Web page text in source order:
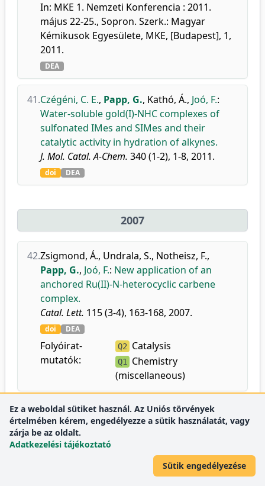
In: MKE 1. Nemzeti Konferencia : 2011.
május 22-25., Sopron. Szerk.: Magyar
Kémikusok Egyesülete, MKE, [Budapest], 1,
2011.
DEA
41.Czégéni, C. E., Papp, G., Kathó, Á., Joó, F.:
Water-soluble gold(I)-NHC complexes of
sulfonated IMes and SIMes and their
catalytic activity in hydration of alkynes.
J. Mol. Catal. A-Chem. 340 (1-2), 1-8, 2011.
doi DEA
2007
42.Zsigmond, Á., Undrala, S., Notheisz, F.,
Papp, G., Joó, F.: New application of an
anchored Ru(II)-N-heterocyclic carbene
complex.
Catal. Lett. 115 (3-4), 163-168, 2007.
doi DEA
Folyóirat-
mutatók:
Q2 Catalysis
Q1
Chemistry
(miscellaneous)
43.Horváth, H. H.,Papp, G. ,Csajági, C.,Joó, F.
Selective catalytic hydrogenations in a
microfluidics-based high throughput flow
reactor on ion-exchange supported
transition metal complexes: A modular
Ez a weboldal sütiket használ. Az Uniós törvények
értelmében kérem, engedélyezze a sütik használatát, vagy
zárja be az oldalt.
Adatkezelési tájékoztató
Sütik engedélyezése